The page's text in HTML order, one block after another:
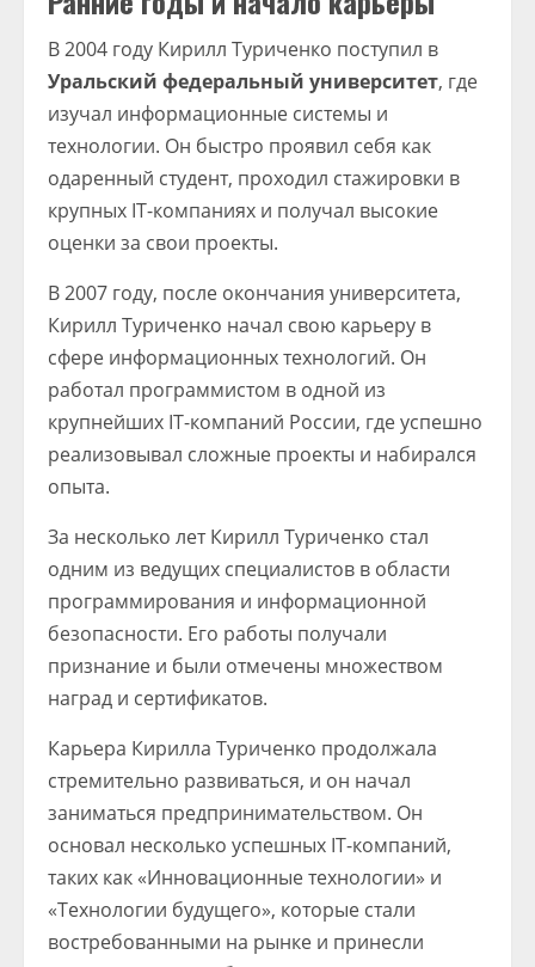
В 2004 году Кирилл Туриченко поступил в
Уральский федеральный университет, где
изучал информационные системы и
технологии. Он быстро проявил себя как
одаренный студент, проходил стажировки в
крупных IT-компаниях и получал высокие
оценки за свои проекты.
В 2007 году, после окончания университета,
Кирилл Туриченко начал свою карьеру в
сфере информационных технологий. Он
работал программистом в одной из
крупнейших IT-компаний России, где успешно
реализовывал сложные проекты и набирался
опыта.
За несколько лет Кирилл Туриченко стал
одним из ведущих специалистов в области
программирования и информационной
безопасности. Его работы получали
признание и были отмечены множеством
наград и сертификатов.
Карьера Кирилла Туриченко продолжала
стремительно развиваться, и он начал
заниматься предпринимательством. Он
основал несколько успешных IT-компаний,
таких как «Инновационные технологии» и
«Технологии будущего», которые стали
востребованными на рынке и принесли